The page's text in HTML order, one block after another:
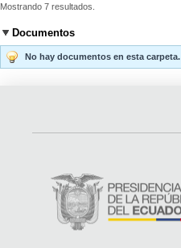
Mostrando 7 resultados.
Documentos
No hay documentos en esta carpeta.